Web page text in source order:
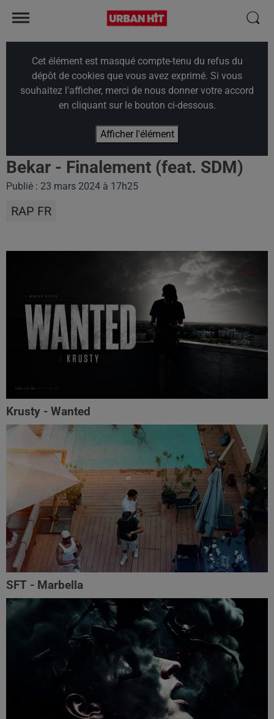
Cet élément est masqué compte-tenu du refus du
dépôt de cookies que vous avez exprimé. Si vous
souhaitez l'afficher, merci de nous donner votre accord
en cliquant sur le bouton ci-dessous.
Afficher l'élément
Bekar - Finalement (feat. SDM)
Publié : 23 mars 2024 à 17h25
RAP FR
Krusty - Wanted
SFT - Marbella